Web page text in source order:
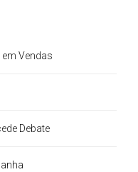
Vendas
Debate